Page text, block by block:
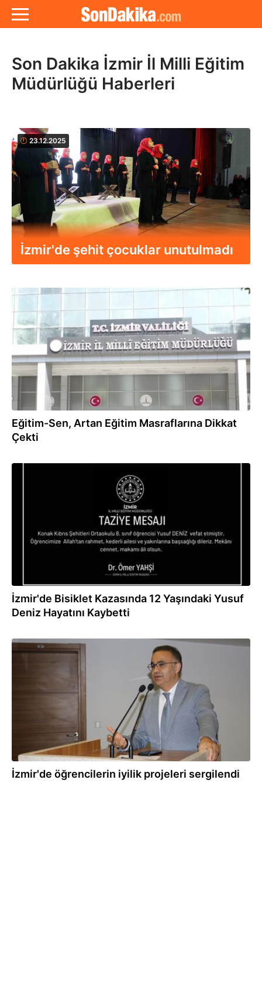
Son Dakika İzmir İl Milli Eğitim
Müdürlüğü Haberleri
23.12.2025
İzmir'de şehit çocuklar unutulmadı
Eğitim-Sen, Artan Eğitim Masraflarına Dikkat
Çekti
İzmir'de Bisiklet Kazasında 12 Yaşındaki Yusuf
Deniz Hayatını Kaybetti
27.05.2025
İzmir'de öğrencilerin iyilik projeleri sergilendi